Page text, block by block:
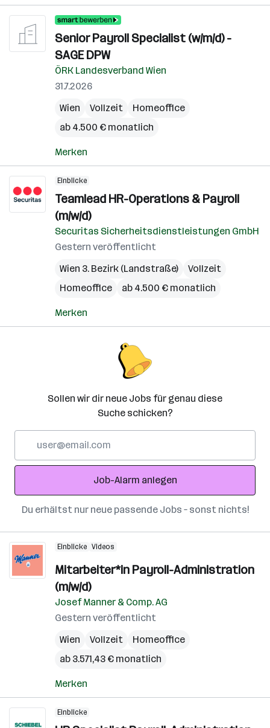
Senior Payroll Specialist (w/m/d) -
SAGE DPW
ÖRK Landesverband Wien
31.7.2026
Wien
Vollzeit
Homeoffice
ab 4.500 € monatlich
Merken
Einblicke
Teamlead HR-Operations & Payroll
(m/w/d)
Securitas Sicherheitsdienstleistungen GmbH
Gestern veröffentlicht
Wien 3. Bezirk (Landstraße)
Vollzeit
Homeoffice
ab 4.500 € monatlich
Merken
Sollen wir dir neue Jobs für genau diese
Suche schicken?
Adresse
Job-Alarm anlegen
Du erhältst nur neue passende Jobs – sonst nichts!
Einblicke Videos
Mitarbeiter*in Payroll-Administration
(m/w/d)
Josef Manner & Comp. AG
Gestern veröffentlicht
Wien
Vollzeit
Homeoffice
ab 3.571,43 € monatlich
Merken
Einblicke